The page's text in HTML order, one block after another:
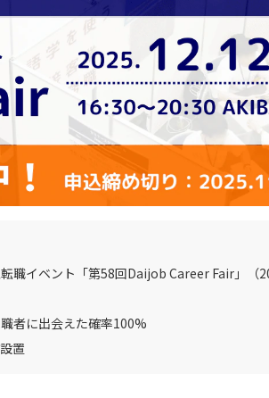
イベント「第58回Daijob Career Fair」（
者に出会えた確率100%
置